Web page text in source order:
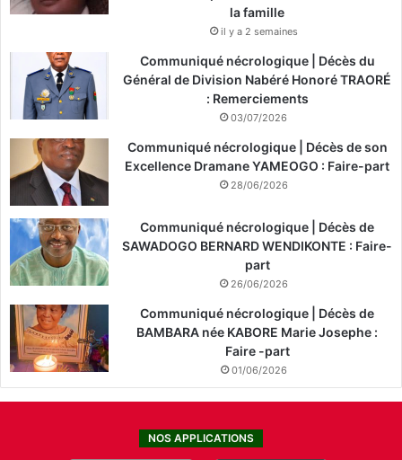
la famille
il y a 2 semaines
Communiqué nécrologique | Décès du
Général de Division Nabéré Honoré TRAORÉ
: Remerciements
03/07/2026
Communiqué nécrologique | Décès de son
Excellence Dramane YAMEOGO : Faire-part
28/06/2026
Communiqué nécrologique | Décès de
SAWADOGO BERNARD WENDIKONTE : Faire-
part
26/06/2026
Communiqué nécrologique | Décès de
BAMBARA née KABORE Marie Josephe :
Faire -part
01/06/2026
NOS APPLICATIONS